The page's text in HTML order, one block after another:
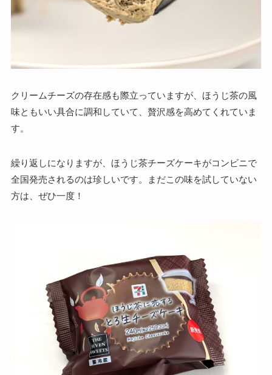
クリームチーズの存在感も際立っていますが、ほうじ茶の風
味ともいい具合に調和していて、贅沢感を高めてくれていま
す。
繰り返しになりますが、ほうじ茶チーズケーキがコンビニで
全国発売されるのは珍しいです。まだこの味を試していない
方は、ぜひ一度！